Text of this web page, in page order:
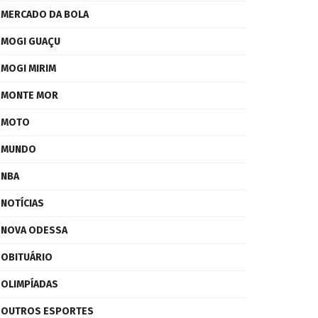
MERCADO DA BOLA
MOGI GUAÇU
MOGI MIRIM
MONTE MOR
MOTO
MUNDO
NBA
NOTÍCIAS
NOVA ODESSA
OBITUÁRIO
OLIMPÍADAS
OUTROS ESPORTES